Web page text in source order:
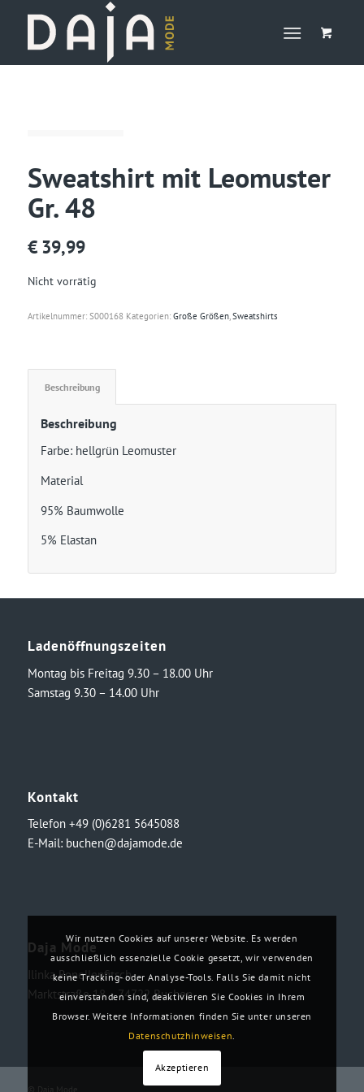
Sweatshirt mit Leomuster
Gr. 48
€ 39,99
Nicht vorrätig
Artikelnummer: S000168 Kategorien: Große Größen,Sweatshirts
Beschreibung
Beschreibung
Farbe: hellgrün Leomuster
Material
95% Baumwolle
5% Elastan
Ladenöffnungszeiten
Montag bis Freitag 9.30 – 18.00 Uhr
Samstag 9.30 – 14.00 Uhr
Kontakt
Telefon +49 (0)6281 5645088
E-Mail: buchen@dajamode.de
Daja Mode
Ilinka Ronellenfitsch
Marktstraße 18・74722 Buchen
© Daja Mode
Wir nutzen Cookies auf unserer Website. Es werden
ausschließlich essenzielle Cookie gesetzt, wir verwenden
keine Tracking- oder Analyse-Tools. Falls Sie damit nicht
einverstanden sind, deaktivieren Sie Cookies in Ihrem
Browser. Weitere Informationen finden Sie unter unseren
Datenschutzhinweisen.
Akzeptieren